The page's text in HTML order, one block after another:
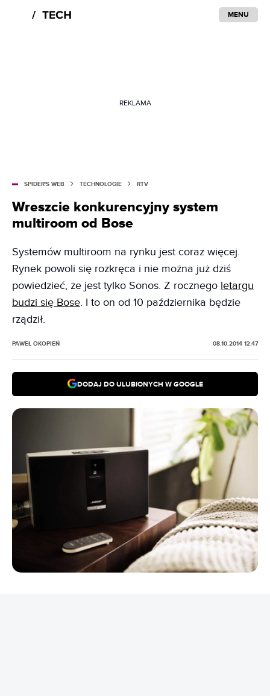
MENU
REKLAMA
SPIDER'S WEB TECHNOLOGIE RTV
Wreszcie konkurencyjny system
multiroom od Bose
Systemów multiroom na rynku jest coraz więcej.
Rynek powoli się rozkręca i nie można już dziś
powiedzieć, że jest tylko Sonos. Z rocznego letargu
budzi się Bose. I to on od 10 października będzie
rządził.
PAWEŁ OKOPIEŃ 08.10.2014 12:47
DODAJ DO ULUBIONYCH W GOOGLE